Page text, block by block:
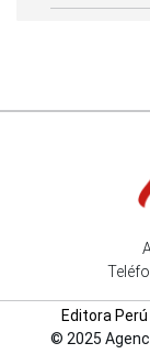
Editora Perú
© 2025